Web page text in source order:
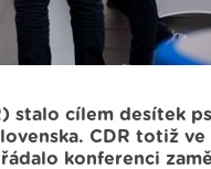
stalo cílem desítek
CDR totiž
konferenci